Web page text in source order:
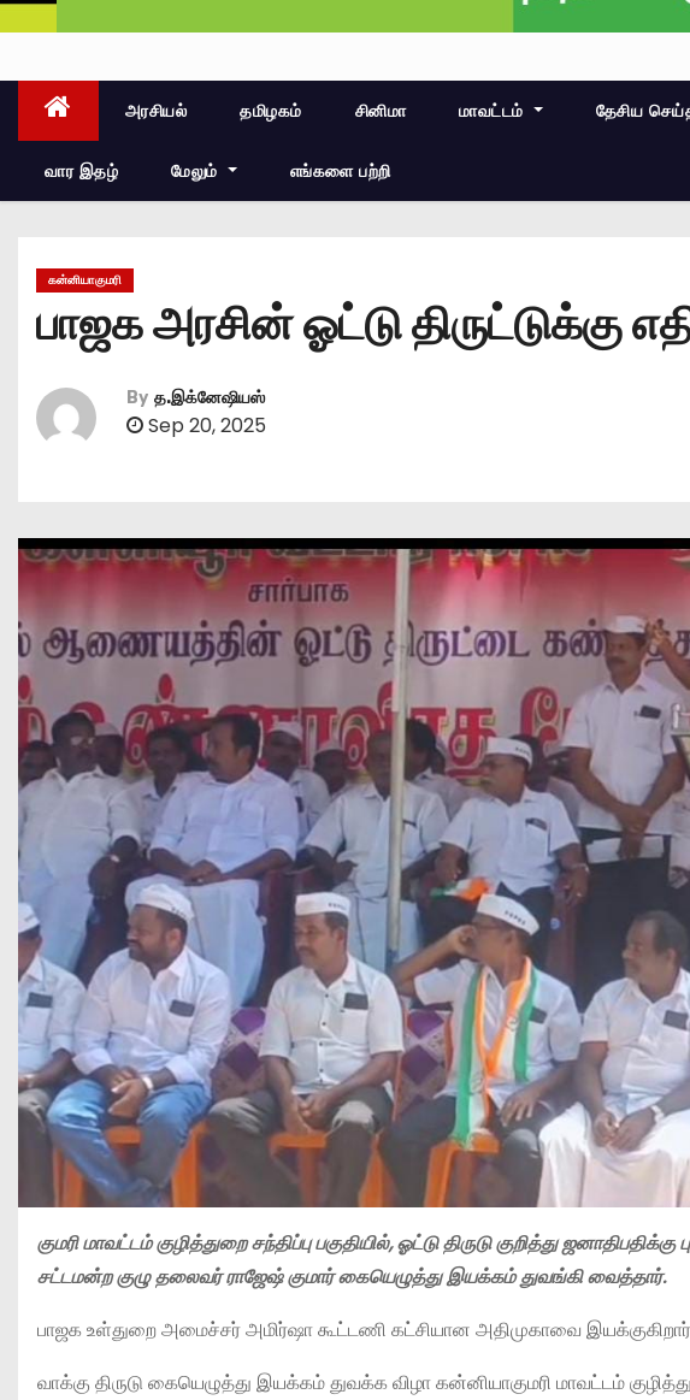
அரசியல் தமிழகம் சினிமா மாவட்டம் தேசிய
வார இதழ் மேலும் எங்களை பற்றி
கன்னியாகுமரி
பாஜக அரசின் ஓட்டு திருட்டுக்கு
By த.இக்னேஷியஸ்
Sep 20, 2025
குமரி மாவட்டம் குழித்துறை சந்திப்பு பகுதியில், ஓட்டு திருடு குறித்து
சட்டமன்ற குழு தலைவர் ராஜேஷ் குமார் கையெழுத்து இயக்கம் துவங்கி வைத்தார்.
பாஜக உள்துறை அமைச்சர் அமிர்ஷா கூட்டணி கட்சியான அதிமுகாவை இயக்குகிறார்
வாக்கு திருடு கையெழுத்து இயக்கம் துவக்க விழா கன்னியாகுமரி மாவட்டம்